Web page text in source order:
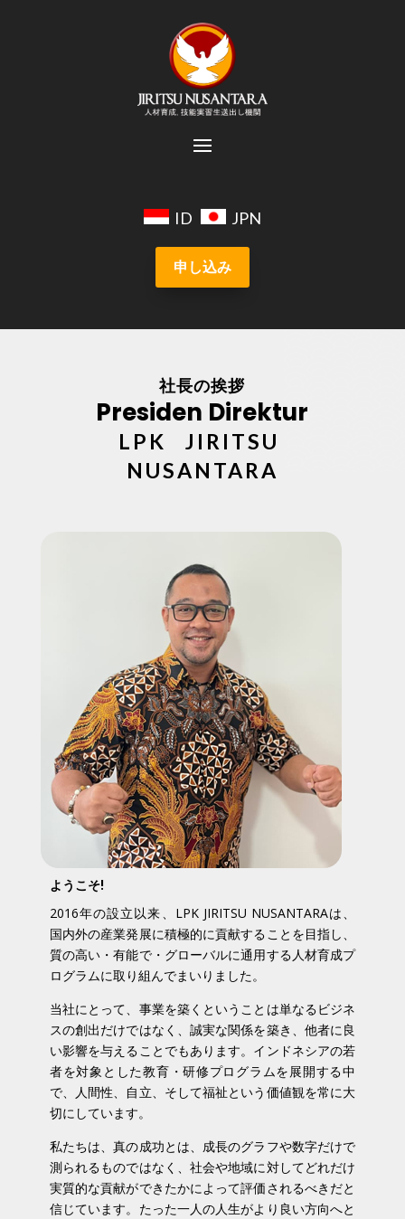
ID JPN
申し込み
社長の挨拶
Presiden Direktur
LPK JIRITSU
NUSANTARA
ようこそ!
2016年の設立以来、LPK JIRITSU NUSANTARAは、
国内外の産業発展に積極的に貢献することを目指し、
質の高い・有能で・グローバルに通用する人材育成プ
ログラムに取り組んでまいりました。
当社にとって、事業を築くということは単なるビジネ
スの創出だけではなく、誠実な関係を築き、他者に良
い影響を与えることでもあります。インドネシアの若
者を対象とした教育・研修プログラムを展開する中
で、人間性、自立、そして福祉という価値観を常に大
切にしています。
私たちは、真の成功とは、成長のグラフや数字だけで
測られるものではなく、社会や地域に対してどれだけ
実質的な貢献ができたかによって評価されるべきだと
信じています。たった一人の人生がより良い方向へと